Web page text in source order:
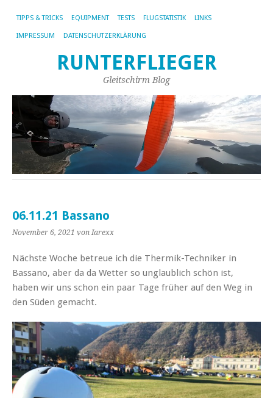
TIPPS & TRICKS EQUIPMENT TESTS FLUGSTATISTIK LINKS
IMPRESSUM DATENSCHUTZERKLÄRUNG
RUNTERFLIEGER
Gleitschirm Blog
06.11.21 Bassano
November 6, 2021 von Iarexx
Nächste Woche betreue ich die Thermik-Techniker in
Bassano, aber da da Wetter so unglaublich schön ist,
haben wir uns schon ein paar Tage früher auf den Weg in
den Süden gemacht.